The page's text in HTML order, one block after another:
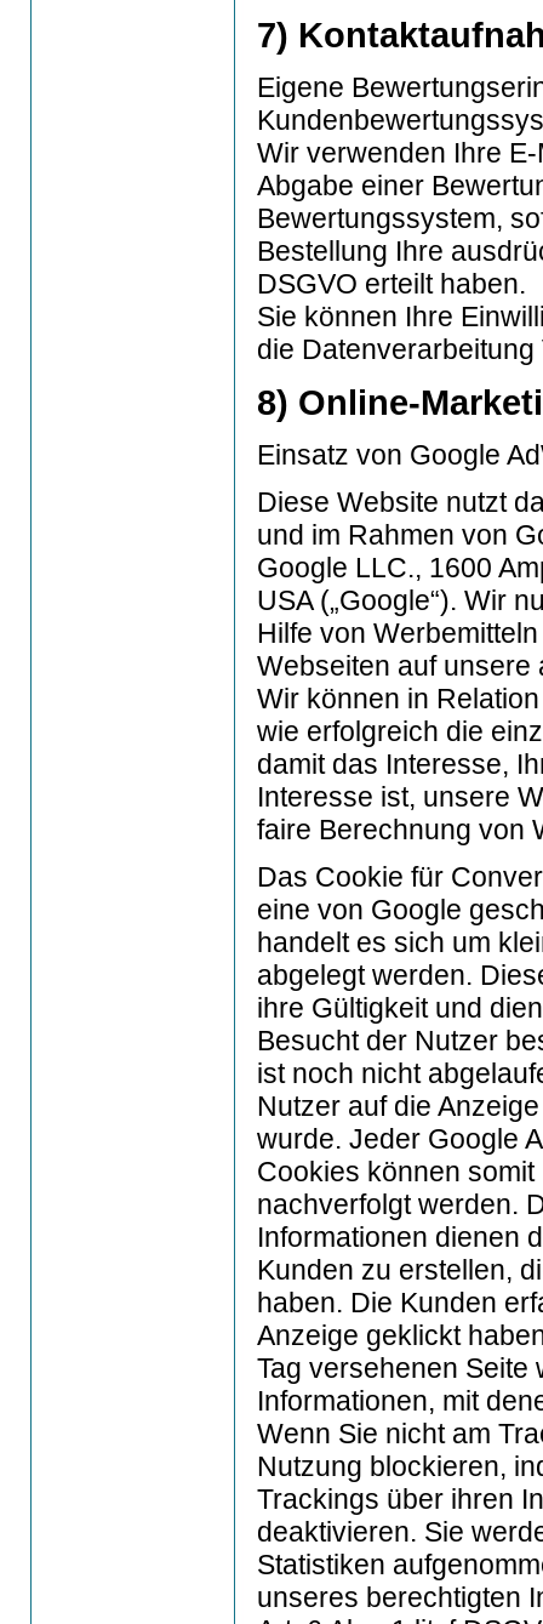
7)
Eigene
Wir verwenden Ihre
Abgabe einer
Bewertungssystem,
Bestellung Ihre
DSGVO erteilt haben.
Sie können Ihre
die
8) Online-
Einsatz von Google
Diese Website nutzt
und im Rahmen von
Google LLC., 1600
USA („Google“). Wir
Hilfe von
Webseiten auf unsere
Wir können in
wie erfolgreich die
damit das Interesse,
Interesse ist, unsere
faire Berechnung von
Das Cookie für
eine von Google
handelt es sich um
abgelegt werden.
ihre Gültigkeit und
Besucht der Nutzer
ist noch nicht
Nutzer auf die
wurde. Jeder Google
Cookies können
nachverfolgt werden.
Informationen dienen
Kunden zu erstellen,
haben. Die Kunden
Anzeige geklickt
Tag versehenen Seite
Informationen, mit
Wenn Sie nicht am
Nutzung blockieren,
Trackings über ihren
deaktivieren. Sie
Statistiken
unseres berechtigten